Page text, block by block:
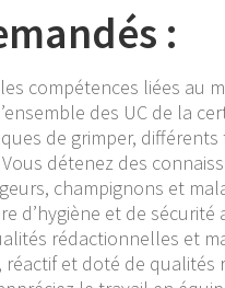
:
compétences liées au
des UC de la
de grimper,
détenez des
champignons et
d’hygiène et de
rédactionnelles et
réactif et doté de